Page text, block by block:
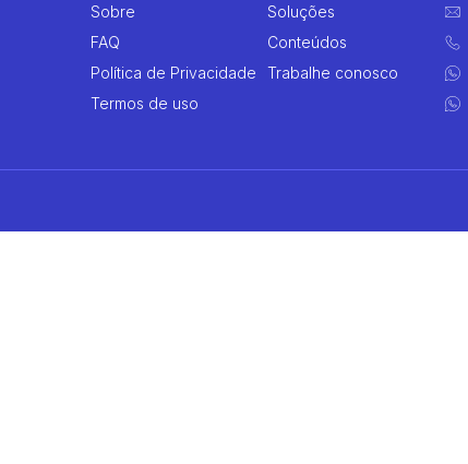
Sobre
FAQ
Política de Privacidade
Termos de uso
Soluções
Conteúdos
Trabalhe conosco